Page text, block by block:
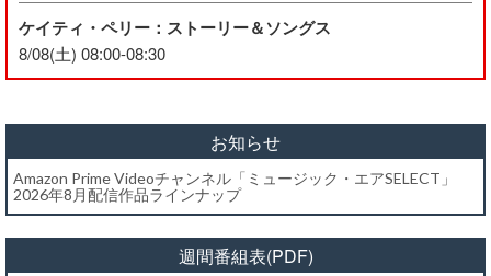
ケイティ・ペリー：ストーリー＆ソングス
8/08(土) 08:00-08:30
お知らせ
Amazon Prime Videoチャンネル「ミュージック・エアSELECT」
2026年8月配信作品ラインナップ
週間番組表(PDF)